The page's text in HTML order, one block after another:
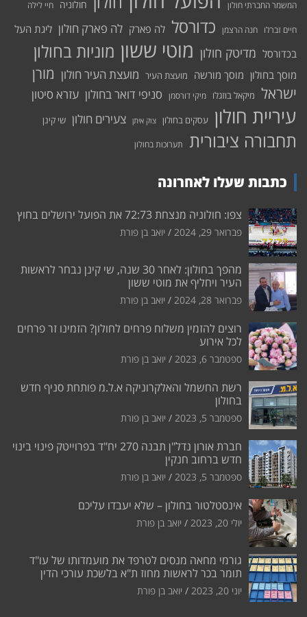
המשמר החברתי חולון חולוניה חיי לילה
חיים זברלו חנה הרצמן כדורסל לה פארק לה פארק חולון ליגת העל
בכדורסל מדיטק חולון מוטי ששון מוניות בחולון
מוסך בחולון מוסך מורשה מועצת העיר מועצת העיר חולון מורן
ישראל מיקאל בוזגלו מיקי דורסמן סניפי דואר בחולון עזרא סיטון
עיריית חולון עסקים בחולון צוק איתן צעירים חולון שי קינן
תחבורה ציבורית תערוכות בחולון
כתבות שעלו לאחרונה
צפו: חולוניה מנצחת 72:73 את הפועל ירושלים בחוץ
פברואר 29, 2024 יואב בן פורת
מהפך בחולון: לאחר 30 שנה, שי קינן נבחר לראשות
העיר ויחליף את מוטי ששון
פברואר 28, 2024 יואב בן פורת
רוצים להזמין משלוח פרחים לחולון? הזמינו זר פרחים
לכל אירוע
ספטמבר 6, 2023 יואב בן פורת
רשת החשמל והאלקרוניקה א.ל.מ פותחת סניף חדש
בחולון
ספטמבר 5, 2023 יואב בן פורת
חברת אורון נדל"ן תבנה 270 יח"ד בפרוייטק פינוי בינוי
חדש ברחוב חנקין
ספטמבר 5, 2023 יואב בן פורת
אינסטלטור בחולון – שלא יעבדו עליכם
יולי 20, 2023 יואב בן פורת
גורמי מחאה מנסים לטרפד את מועמדותו של עו"ד
תומר בכר לראשות מחוז ת"א בלשכת עורכי הדין
יוני 20, 2023 יואב בן פורת